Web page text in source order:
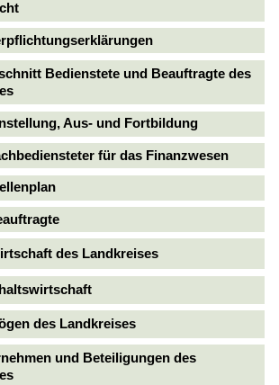
Bedienstete und Beauftragte des
Aus- und Fortbildung
für das Finanzwesen
des Landkreises
des Landkreises
und Beteiligungen des